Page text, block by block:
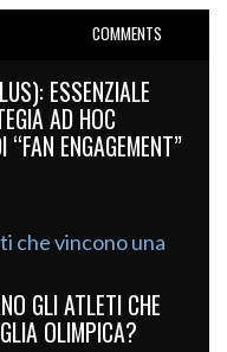
COMMENTS
ESSENZIALE
AD HOC
ENGAGEMENT”
GLI ATLETI CHE
OLIMPICA?